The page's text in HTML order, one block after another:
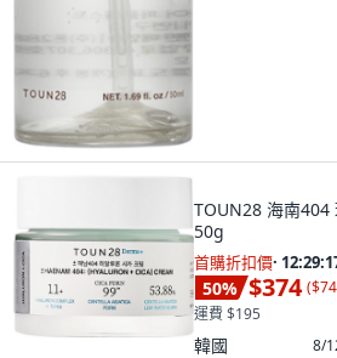
TOUN28 海南404
50g
首購折扣價·
50% $374 (
運費 $195
韓國 8/